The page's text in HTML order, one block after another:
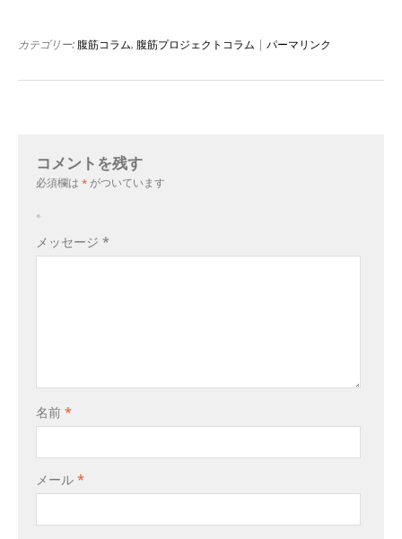
カテゴリー: 腹筋コラム, 腹筋プロジェクトコラム パーマリンク
コメントを残す
必須欄は * がついています
。
メッセージ *
名前 *
メール *